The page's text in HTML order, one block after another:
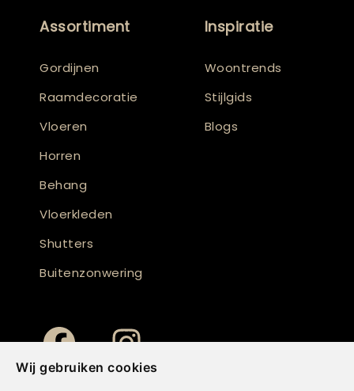
Wij gebruiken cookies
Assortiment
Gordijnen
Raamdecoratie
Vloeren
Horren
Behang
Vloerkleden
Shutters
Buitenzonwering
Inspiratie
Woontrends
Stijlgids
Blogs